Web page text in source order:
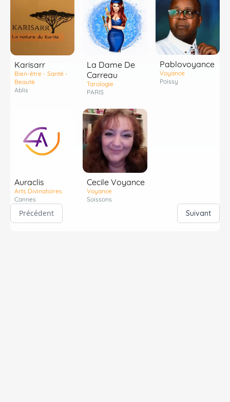
Karisarr
Bien-être - Santé -
Beauté
Ablis
La Dame De
Carreau
Tarologie
PARIS
Pablovoyance
Voyance
Poissy
Auraclis
Arts Divinatoires
Cannes
Cecile Voyance
Voyance
Soissons
Précédent Suivant